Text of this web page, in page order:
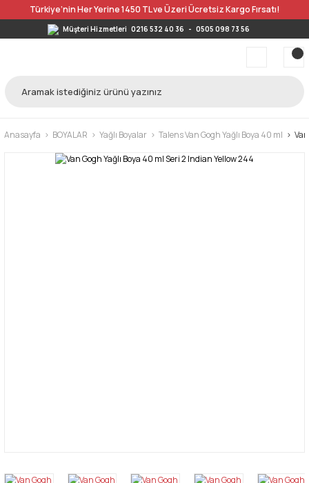
Türkiye’nin Her Yerine 1450 TL ve Üzeri Ücretsiz Kargo Fırsatı!
Müşteri Hizmetleri 0216 532 40 36 - 0505 098 73 56
Anasayfa BOYALAR Yağlı Boyalar Talens Van Gogh Yağlı Boya 40 ml